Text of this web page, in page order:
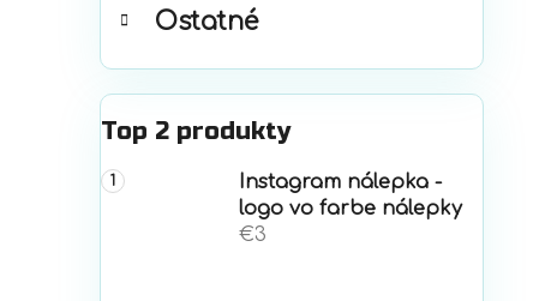
Ostatné
Top 2 produkty
Instagram nálepka -
logo vo farbe nálepky
€3